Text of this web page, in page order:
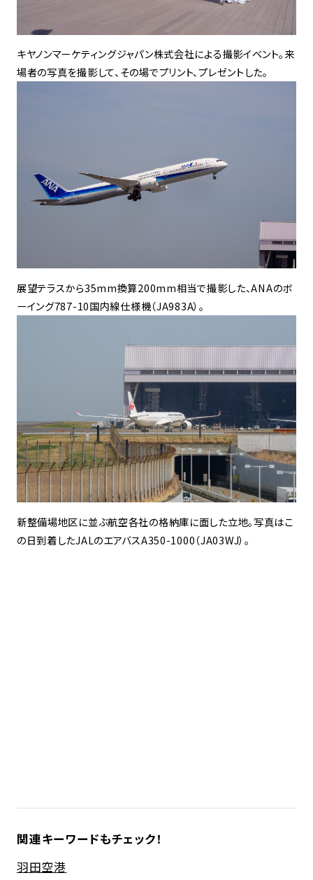
キヤノンマーケティングジャパン株式会社による撮影イベント。来
場者の写真を撮影して、その場でプリント、プレゼントした。
展望テラスから35mm換算200mm相当で撮影した、ANAのボ
ーイング787-10国内線仕様機（JA983A）。
新整備場地区に並ぶ航空各社の格納庫に面した立地。写真はこ
の日到着したJALのエアバスA350-1000（JA03WJ）。
関連キーワードもチェック！
羽田空港